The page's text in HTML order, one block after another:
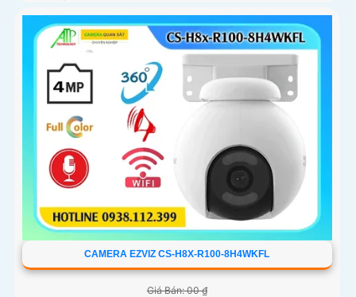
2
CAMERA EZVIZ CS-H8X-R100-8H4WKFL
Giá Bán: 00 ₫